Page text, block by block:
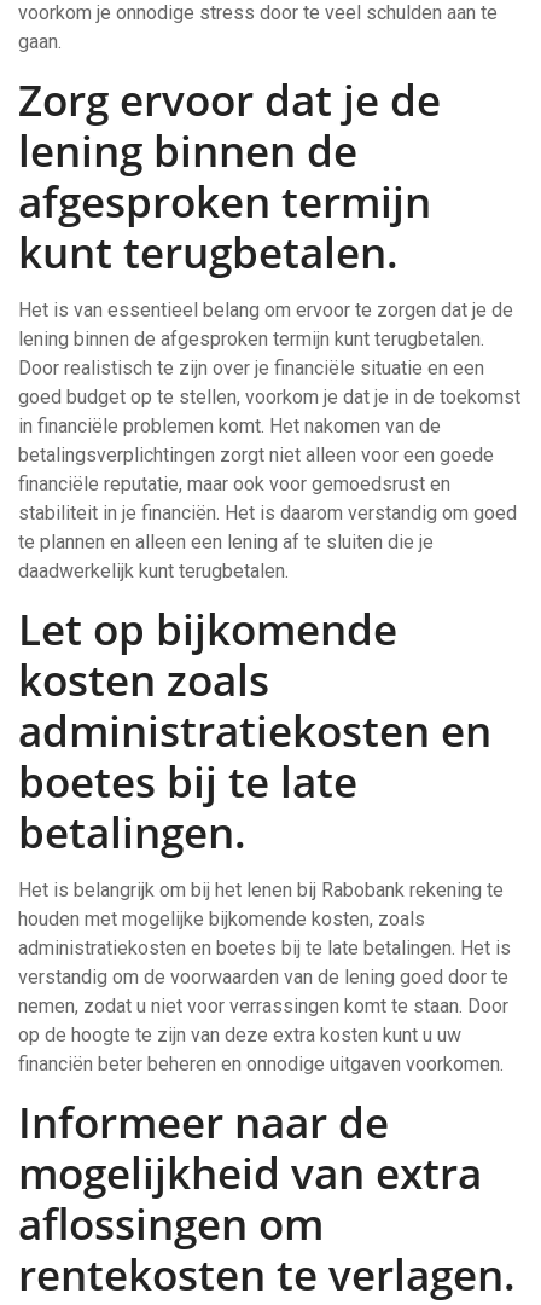
voorkom je onnodige stress door te veel schulden aan te
gaan.
Zorg ervoor dat je de
lening binnen de
afgesproken termijn
kunt terugbetalen.
Het is van essentieel belang om ervoor te zorgen dat je de
lening binnen de afgesproken termijn kunt terugbetalen.
Door realistisch te zijn over je financiële situatie en een
goed budget op te stellen, voorkom je dat je in de toekomst
in financiële problemen komt. Het nakomen van de
betalingsverplichtingen zorgt niet alleen voor een goede
financiële reputatie, maar ook voor gemoedsrust en
stabiliteit in je financiën. Het is daarom verstandig om goed
te plannen en alleen een lening af te sluiten die je
daadwerkelijk kunt terugbetalen.
Let op bijkomende
kosten zoals
administratiekosten en
boetes bij te late
betalingen.
Het is belangrijk om bij het lenen bij Rabobank rekening te
houden met mogelijke bijkomende kosten, zoals
administratiekosten en boetes bij te late betalingen. Het is
verstandig om de voorwaarden van de lening goed door te
nemen, zodat u niet voor verrassingen komt te staan. Door
op de hoogte te zijn van deze extra kosten kunt u uw
financiën beter beheren en onnodige uitgaven voorkomen.
Informeer naar de
mogelijkheid van extra
aflossingen om
rentekosten te verlagen.